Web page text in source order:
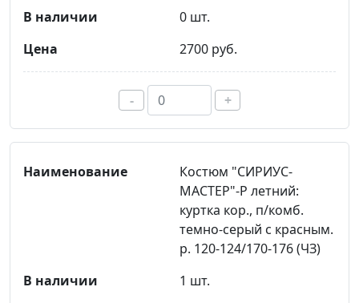
0 шт.
2700 руб.
- +
Костюм "СИРИУС-
МАСТЕР"-Р летний:
куртка кор., п/комб.
темно-серый с красным.
р. 120-124/170-176 (ЧЗ)
1 шт.